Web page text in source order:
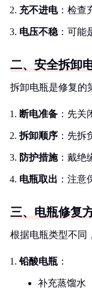
充不进电：检查
电压不稳 ：可
二、安全拆卸
拆卸电瓶是修复的
断电准备 ：先
拆卸顺序 ：先拆
防护措施：戴绝
电瓶取出 ：注
三、电瓶修复
根据电瓶类型不同
铅酸电瓶 ：
补充蒸馏水